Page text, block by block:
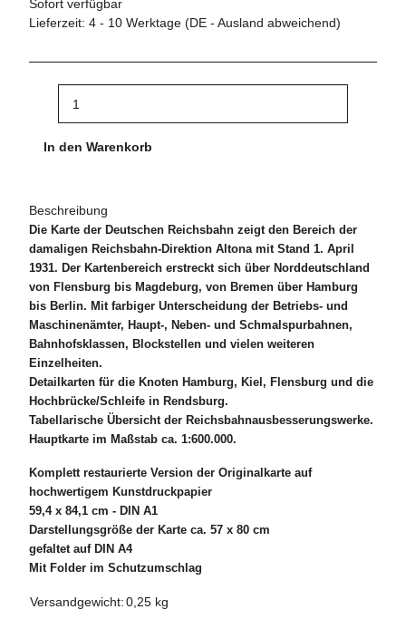
Sofort verfügbar
Lieferzeit: 4 - 10 Werktage (DE - Ausland abweichend)
In den Warenkorb
Beschreibung
Die Karte der Deutschen Reichsbahn zeigt den Bereich der
damaligen Reichsbahn-Direktion Altona mit Stand 1. April
1931. Der Kartenbereich erstreckt sich über Norddeutschland
von Flensburg bis Magdeburg, von Bremen über Hamburg
bis Berlin. Mit farbiger Unterscheidung der Betriebs- und
Maschinenämter, Haupt-, Neben- und Schmalspurbahnen,
Bahnhofsklassen, Blockstellen und vielen weiteren
Einzelheiten.
Detailkarten für die Knoten Hamburg, Kiel, Flensburg und die
Hochbrücke/Schleife in Rendsburg.
Tabellarische Übersicht der Reichsbahnausbesserungswerke.
Hauptkarte im Maßstab ca. 1:600.000.
Komplett restaurierte Version der Originalkarte auf
hochwertigem Kunstdruckpapier
59,4 x 84,1 cm - DIN A1
Darstellungsgröße der Karte ca. 57 x 80 cm
gefaltet auf DIN A4
Mit Folder im Schutzumschlag
Versandgewicht:0,25 kg